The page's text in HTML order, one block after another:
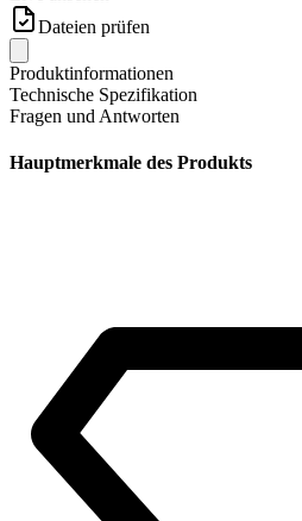
Dateien prüfen
Produktinformationen
Technische Spezifikation
Fragen und Antworten
Hauptmerkmale des Produkts